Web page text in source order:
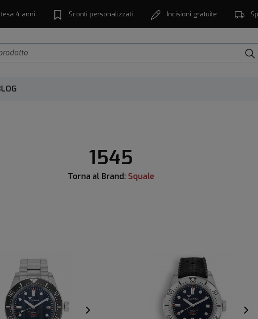
4 anni Sconti personalizzati Incisioni gratuite
1545
Torna al Brand: Squale